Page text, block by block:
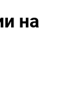
на